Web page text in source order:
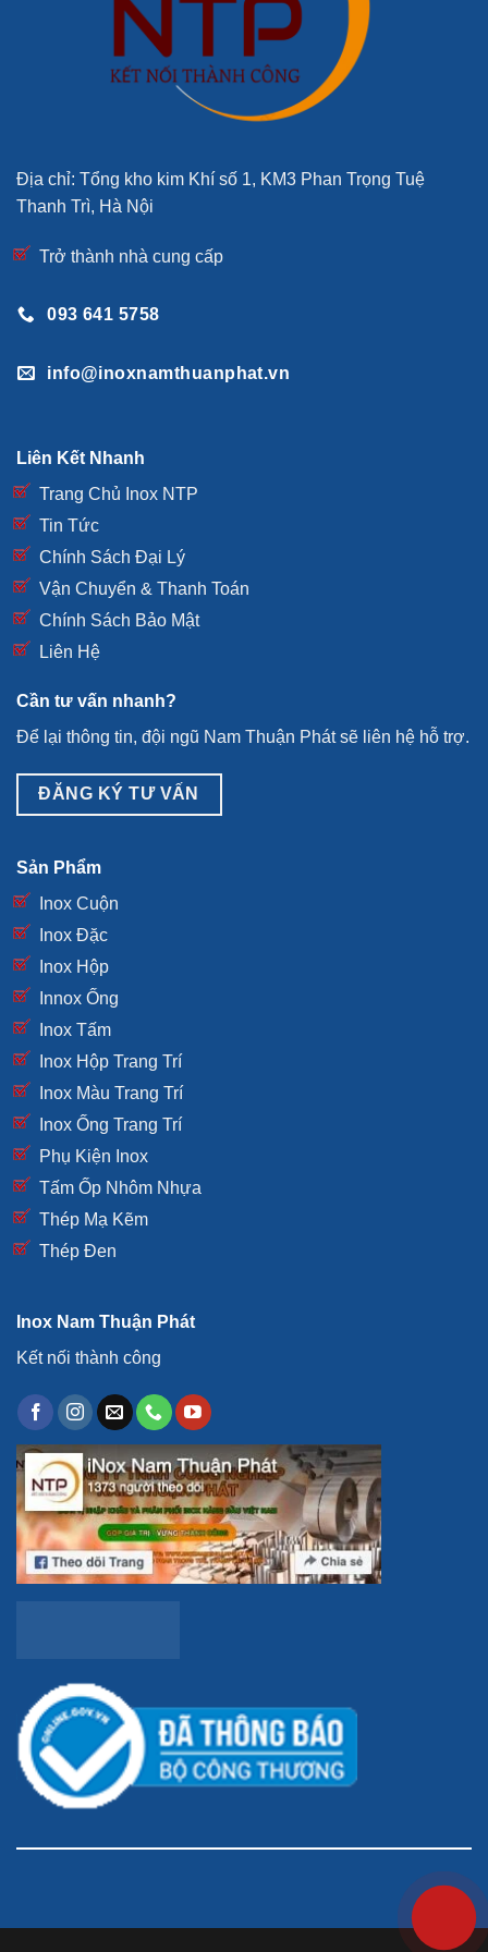
Địa chỉ: Tổng kho kim Khí số 1, KM3 Phan Trọng Tuệ
Thanh Trì, Hà Nội
Trở thành nhà cung cấp
093 641 5758
info@inoxnamthuanphat.vn
Liên Kết Nhanh
Trang Chủ Inox NTP
Tin Tức
Chính Sách Đại Lý
Vận Chuyển & Thanh Toán
Chính Sách Bảo Mật
Liên Hệ
Cần tư vấn nhanh?
Để lại thông tin, đội ngũ Nam Thuận Phát sẽ liên hệ hỗ trợ.
ĐĂNG KÝ TƯ VẤN
Sản Phẩm
Inox Cuộn
Inox Đặc
Inox Hộp
Innox Ống
Inox Tấm
Inox Hộp Trang Trí
Inox Màu Trang Trí
Inox Ống Trang Trí
Phụ Kiện Inox
Tấm Ốp Nhôm Nhựa
Thép Mạ Kẽm
Thép Đen
Inox Nam Thuận Phát
Kết nối thành công